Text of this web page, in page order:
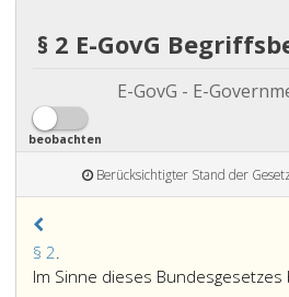
§ 2 E-GovG
E-GovG - E-
beobachten
Berücksichtigter Stand der
§ 2.
2,
Im Sinne dieses